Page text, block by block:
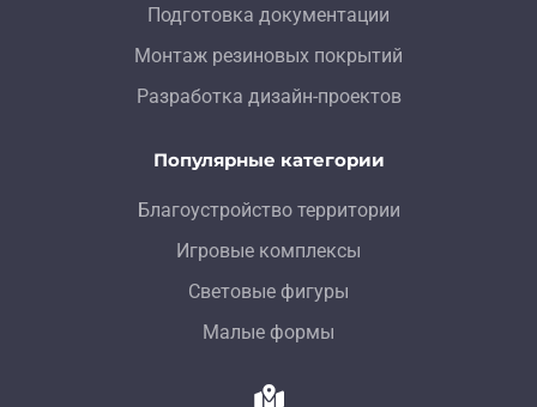
Подготовка документации
Монтаж резиновых покрытий
Разработка дизайн-проектов
Популярные категории
Благоустройство территории
Игровые комплексы
Световые фигуры
Малые формы